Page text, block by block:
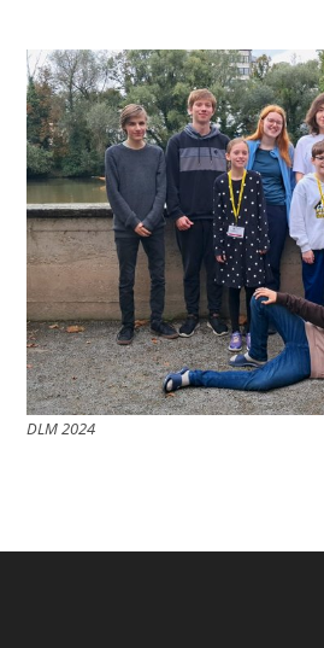
DLM 2024